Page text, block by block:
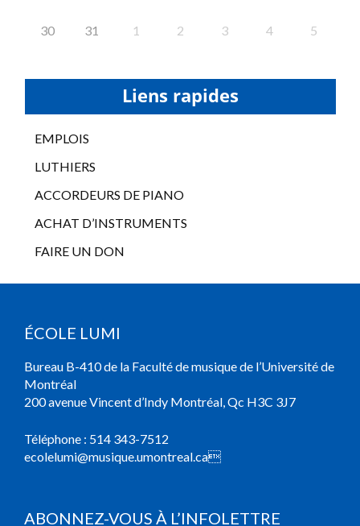
30 31 1 2 3 4 5
Liens rapides
EMPLOIS
LUTHIERS
ACCORDEURS DE PIANO
ACHAT D’INSTRUMENTS
FAIRE UN DON
ÉCOLE LUMI
Bureau B-410 de la Faculté de musique de l’Université de
Montréal
200 avenue Vincent d’Indy Montréal, Qc H3C 3J7
Téléphone : 514 343-7512
ecolelumi@musique.umontreal.ca
ABONNEZ-VOUS À L’INFOLETTRE